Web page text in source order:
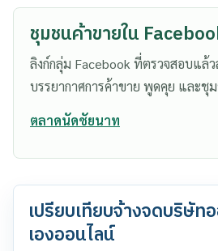
ชุมชนค้าขายใน
ลิงก์กลุ่ม Facebook ที่ตรวจสอบแล้
บรรยากาศการค้าขาย พูดคุย และ
ตลาดนัดชัยนาท
เปรียบเทียบจ้างจดบริษัท
เองออนไลน์